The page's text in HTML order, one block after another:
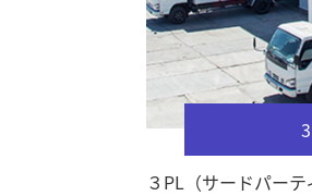
３PL（サードパー